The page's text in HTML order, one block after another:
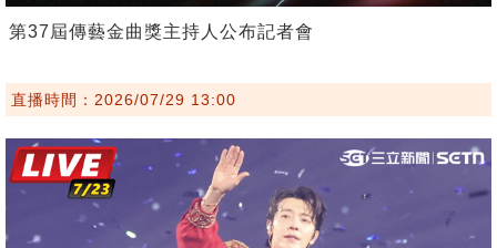
第37屆傳藝金曲獎主持人公布記者會
直播時間：2026/07/29 13:00